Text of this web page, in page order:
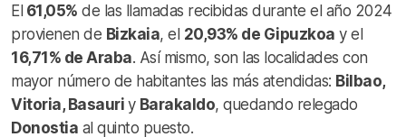
El61,05% de las llamadas recibidas durante el año 2024
provienen de Bizkaia, el 20,93% de Gipuzkoa y el
16,71% de Araba. Así mismo, son las localidades con
mayor número de habitantes las más atendidas: Bilbao,
Vitoria, Basauri y Barakaldo, quedando relegado
Donostia al quinto puesto.